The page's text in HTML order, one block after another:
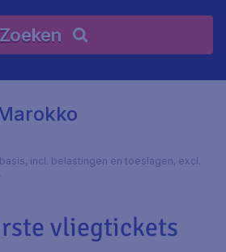
Zoeken
incl. belastingen en toeslagen, excl.
vliegtickets